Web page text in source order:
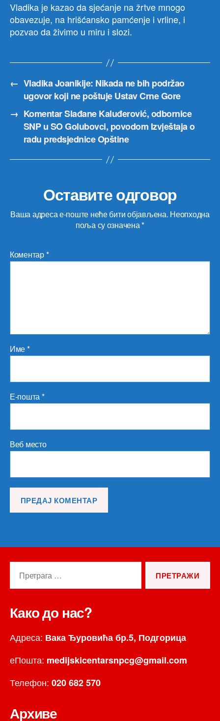
Vladika je kazao da sjećanje na žrtve mnogo
obavezuje, na hrišćansko pamćenje i vrline, i
pozvao da živimo u miru i slozi.
← Vladika Joanikije: Nikada ne bih podržao
ugovor koji ne poštuje Ustav Crne Gore
→ Komentar Slađane Kaluđerović, odbornice
SNP u SO Golubovci, povodom Izvještaja o
radu predsjednice Opštine
Оставите одговор
Ваша адреса е-поште неће бити објављена. Неопходна
поља су означена*
Коментар*
Име*
Е-пошта*
Веб место
Како до нас?
Адреса: Вака Ђуровића бр.5, Подгорица
еПошта: medijskicentarsnpcg@gmail.com
Телефон: 020 682 570
Архиве